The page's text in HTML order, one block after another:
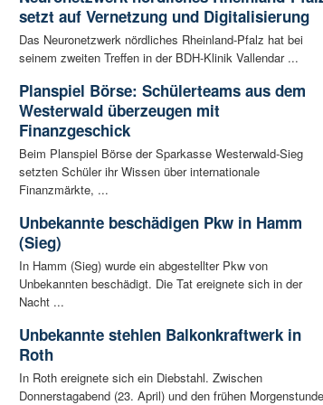
setzt auf Vernetzung und Digitalisierung
Das Neuronetzwerk nördliches Rheinland-Pfalz hat bei
seinem zweiten Treffen in der BDH-Klinik Vallendar ...
Planspiel Börse: Schülerteams aus dem
Westerwald überzeugen mit
Finanzgeschick
Beim Planspiel Börse der Sparkasse Westerwald-Sieg
setzten Schüler ihr Wissen über internationale
Finanzmärkte, ...
Unbekannte beschädigen Pkw in Hamm
(Sieg)
In Hamm (Sieg) wurde ein abgestellter Pkw von
Unbekannten beschädigt. Die Tat ereignete sich in der
Nacht ...
Unbekannte stehlen Balkonkraftwerk in
Roth
In Roth ereignete sich ein Diebstahl. Zwischen
Donnerstagabend (23. April) und den frühen